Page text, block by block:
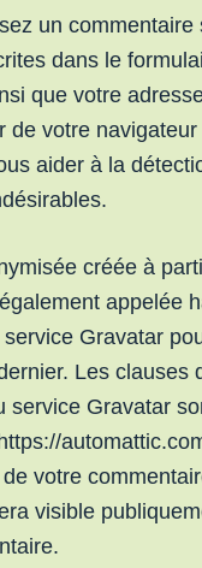
un commentaire
dans le
que votre
de votre
aider à la
créée à
appelée
Gravatar
Les clauses
service Gravatar
votre
visible